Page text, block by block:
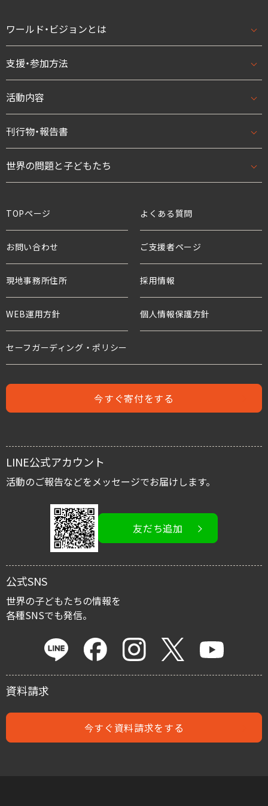
ワールド・ビジョンとは
ワールド・ビジョンとはトップ
基本理念・ビジョン/ミッション
団体概要・アクセス
役員・親善大使
支援企業・団体
ワールド・ビジョンの歴史
支援・参加方法
支援・参加方法トップ
はじめての方へ
法人として
ボランティアとして
チャイルド・スポンサーシップ
プロジェクト・サポーター
水と食糧のための募金
危機にある子どもたちのための募金
国内子ども支援募金
活動を伝える/広める
イベント情報
寄付金控除
マイルストーン・プロジェクト
活動内容
活動内容トップ
開発援助活動
刊行物・報告書
刊行物・報告書トップ
プレスリリース
世界の問題と子どもたち
貧困と世界の子どもたち
教育と子どもたち
人身売買
児童労働と世界の子どもたち
レポート
スタッフブログ
TOPページ よくある質問
お問い合わせ ご支援者ページ
現地事務所住所 採用情報
WEB運用方針 個人情報保護方針
セーフガーディング・ポリシー
今すぐ寄付をする
LINE公式アカウント
活動のご報告などをメッセージでお届けします。
友だち追加
公式SNS
世界の子どもたちの情報を
各種SNSでも発信。
資料請求
今すぐ資料請求をする